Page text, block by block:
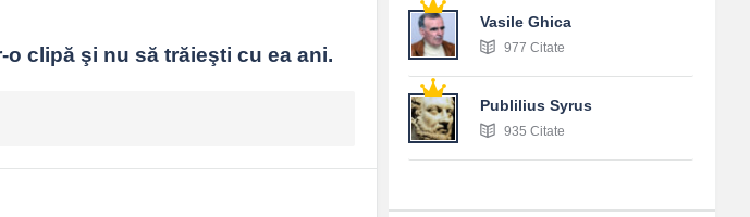
clipă şi nu să trăieşti cu ea ani.
Vasile Ghica
977 Citate
Publilius Syrus
935 Citate